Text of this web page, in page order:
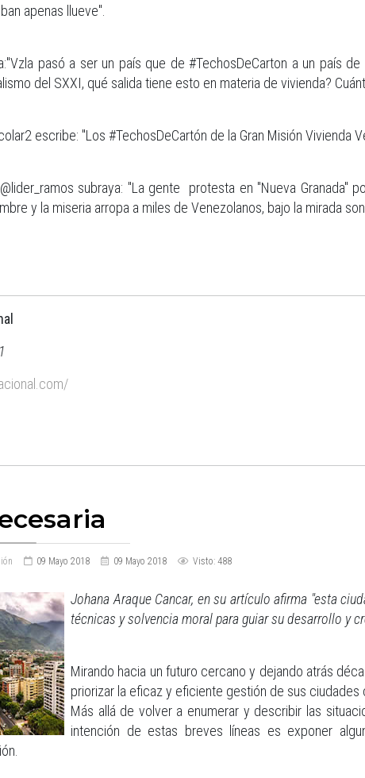
apenas llueve".
pasó a ser un país que de #TechosDeCarton a un país
del SXXI, qué salida tiene esto en materia de vivienda?
escribe: "Los #TechosDeCartón de la Gran Misión Vivienda
subraya: "La gente protesta en "Nueva
y la miseria arropa a miles de Venezolanos, bajo la mirada
09 Mayo 2018 09 Mayo 2018 Visto: 488
Johana Araque Cancar, en su artículo afirma "esta
técnicas y solvencia moral para guiar su desarrollo y
Mirando hacia un futuro cercano y dejando atrás
priorizar la eficaz y eficiente gestión de sus
Más allá de volver a enumerar y describir las
intención de estas breves líneas es exponer